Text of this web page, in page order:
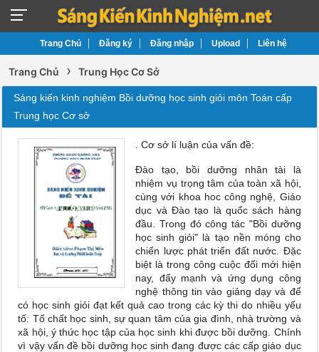
Trang Chủ Đăng ký Đăng nhập Upload Liên hệ
Trang Chủ › Trung Học Cơ Sở
Sáng kiến kinh nghiệm Bồi dưỡng học sinh giỏi môn Toán cấp
Trung học Cơ sở
. Cơ sở lí luận của vấn đề:
Đào tạo, bồi dưỡng nhân tài là
nhiệm vụ trọng tâm của toàn xã hội,
cùng với khoa hoc công nghệ, Giáo
dục và Đào tạo là quốc sách hàng
đầu. Trong đó công tác "Bồi dưỡng
học sinh giỏi" là tạo nền móng cho
chiến lược phát triển đất nước. Đặc
biệt là trong công cuộc đổi mới hiện
nay, đẩy mạnh và ứng dụng công
nghệ thông tin vào giảng dạy và để
có học sinh giỏi đạt kết quả cao trong các kỳ thi do nhiều yếu
tố: Tố chất học sinh, sự quan tâm của gia đình, nhà trường và
xã hội, ý thức học tập của học sinh khi được bồi dưỡng. Chính
vì vậy vấn đề bồi dưỡng học sinh đang được các cấp giáo dục